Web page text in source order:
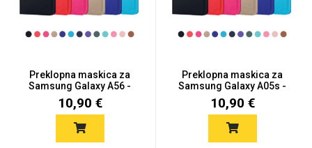
Preklopna maskica za
Samsung Galaxy A56 -
Više...
10,90 €
Preklopna maskica za
Samsung Galaxy A05s -
Viš...
10,90 €